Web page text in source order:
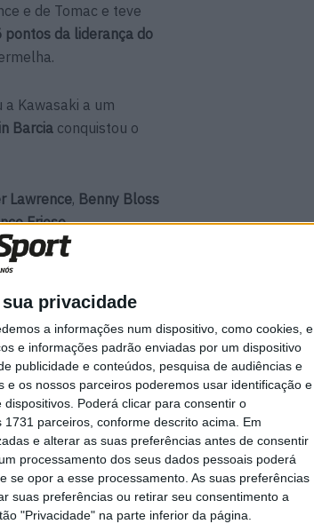
privacidade
a informações num dispositivo, como cookies, e
e informações padrão enviadas por um dispositivo
publicidade e conteúdos, pesquisa de audiências e
e os nossos parceiros poderemos usar identificação e
Poderá clicar para consentir o
parceiros, conforme descrito acima. Em
e alterar as suas preferências antes de consentir
processamento dos seus dados pessoais poderá
se opor a esse processamento. As suas preferências
suas preferências ou retirar seu consentimento a
"Privacidade" na parte inferior da página.
e de Tomac e teve
pontos da liderança do
a Kawasaki a um
Barcia conquistou o
Lawrence, Benny Bloss
Friese.
queda à
O campeão em